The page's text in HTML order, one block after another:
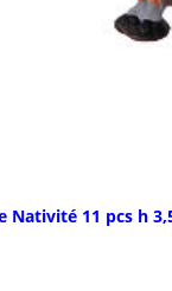
Nativité 11 pcs h